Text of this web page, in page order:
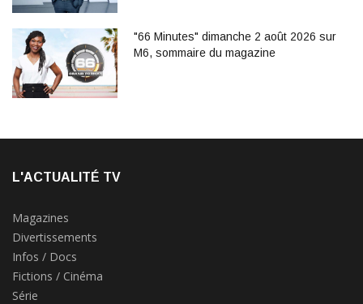
"66 Minutes" dimanche 2 août 2026 sur
M6, sommaire du magazine
L'ACTUALITÉ TV
Magazines
Divertissements
Infos / Docs
Fictions / Cinéma
Série